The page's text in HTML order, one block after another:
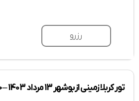
رزرو
تور کربلا زمینی از بوشهر 13 مرداد 1403 – حج و زیارت